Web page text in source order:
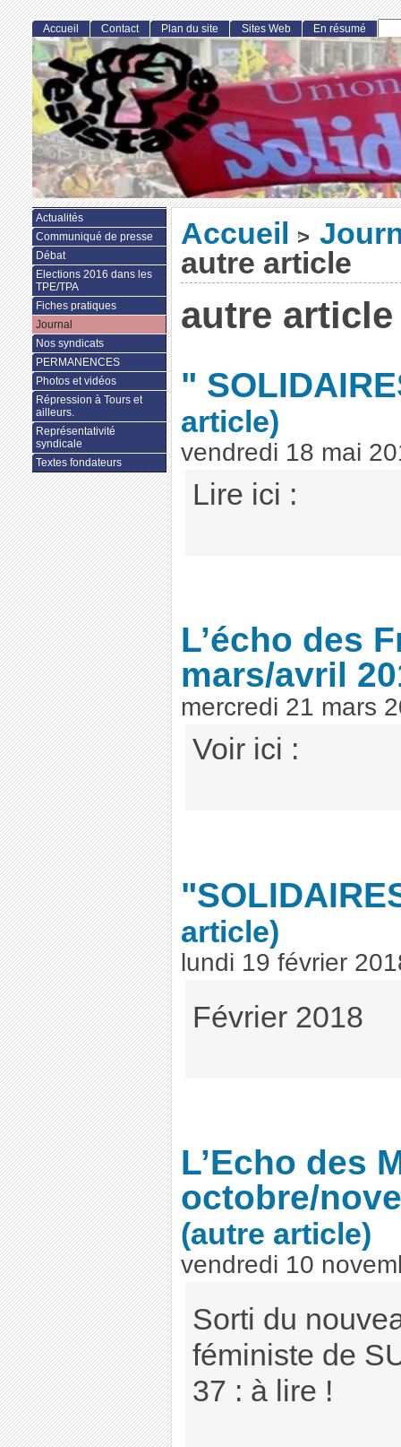
Accueil >
autre article
autre article
"
article)
vendredi 18 mai
Lire ici :
L’écho des
mars/avril
mercredi 21 mars
Voir ici :
article)
lundi 19 février
Février 2018
L’Echo des
octobre/
(autre article)
vendredi 10
Sorti du
féministe de
37 : à lire !
Accueil Contact Plan du site Sites Web En résumé
Actualités
Communiqué de presse
Débat
Elections 2016 dans les
TPE/TPA
Fiches pratiques
Journal
Nos syndicats
PERMANENCES
Photos et vidéos
Répression à Tours et
ailleurs.
Représentativité
syndicale
Textes fondateurs